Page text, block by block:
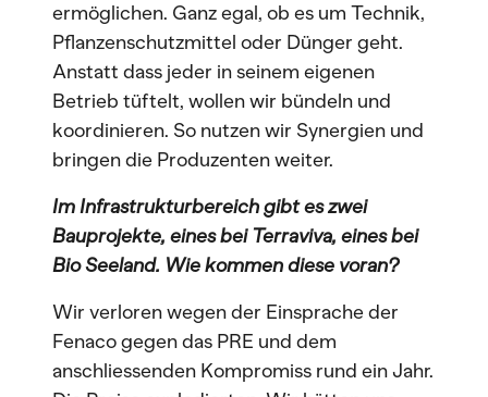
ermöglichen. Ganz egal, ob es um Technik,
Pflanzenschutzmittel oder Dünger geht.
Anstatt dass jeder in seinem eigenen
Betrieb tüftelt, wollen wir bündeln und
koordinieren. So nutzen wir Synergien und
bringen die Produzenten weiter.
Im Infrastrukturbereich gibt es zwei
Bauprojekte, eines bei Terraviva, eines bei
Bio Seeland. Wie kommen diese voran?
Wir verloren wegen der Einsprache der
Fenaco gegen das PRE und dem
anschliessenden Kompromiss rund ein Jahr.